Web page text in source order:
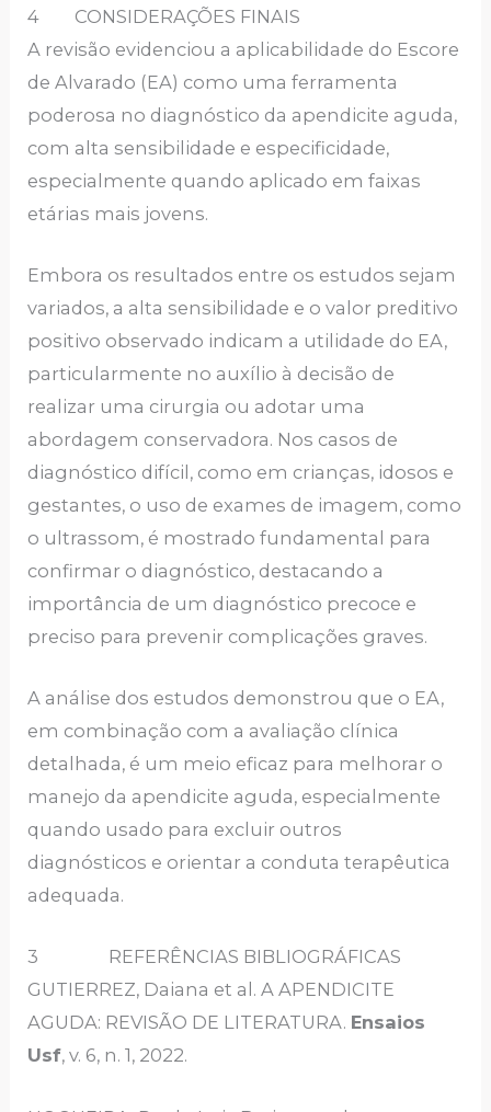
4 CONSIDERAÇÕES FINAIS
A revisão evidenciou a aplicabilidade do Escore
de Alvarado (EA) como uma ferramenta
poderosa no diagnóstico da apendicite aguda,
com alta sensibilidade e especificidade,
especialmente quando aplicado em faixas
etárias mais jovens.
Embora os resultados entre os estudos sejam
variados, a alta sensibilidade e o valor preditivo
positivo observado indicam a utilidade do EA,
particularmente no auxílio à decisão de
realizar uma cirurgia ou adotar uma
abordagem conservadora. Nos casos de
diagnóstico difícil, como em crianças, idosos e
gestantes, o uso de exames de imagem, como
o ultrassom, é mostrado fundamental para
confirmar o diagnóstico, destacando a
importância de um diagnóstico precoce e
preciso para prevenir complicações graves.
A análise dos estudos demonstrou que o EA,
em combinação com a avaliação clínica
detalhada, é um meio eficaz para melhorar o
manejo da apendicite aguda, especialmente
quando usado para excluir outros
diagnósticos e orientar a conduta terapêutica
adequada.
3 REFERÊNCIAS BIBLIOGRÁFICAS
GUTIERREZ, Daiana et al. A APENDICITE
AGUDA: REVISÃO DE LITERATURA. Ensaios
Usf, v. 6, n. 1, 2022.